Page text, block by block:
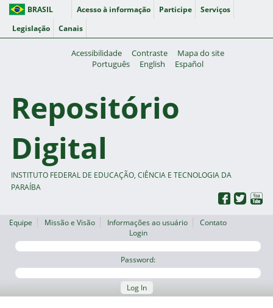
BRASIL Acesso à informação Participe
Serviços
Legislação
Canais
Acessibilidade Contraste
Mapa do site
Português
English Español
Repositório
Digital
INSTITUTO FEDERAL DE EDUCAÇÃO, CIÊNCIA E TECNOLOGIA DA
PARAÍBA
Equipe Missão e Visão Informações ao usuário
Contato
Login
Password:
Log In